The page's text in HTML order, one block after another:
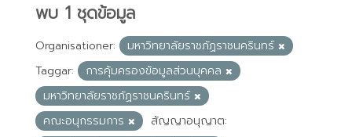
พบ 1 ชุดข้อมูล
Organisationer:
มหาวิทยาลัยราชภัฏราชนครินทร์
Taggar:
การคุ้มครองข้อมูลส่วนบุคคล
มหาวิทยาลัยราชภัฏราชนครินทร์
คณะอนุกรรมการ
สัญญาอนุญาต: